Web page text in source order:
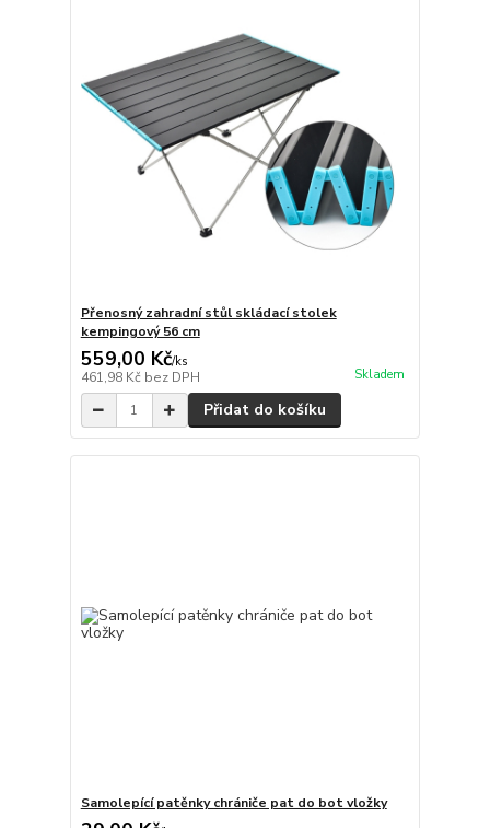
Přenosný zahradní stůl skládací stolek
kempingový 56 cm
559,00 Kč/ks
461,98 Kč bez DPH Skladem
Přidat do košíku
Samolepící patěnky chrániče pat do bot vložky